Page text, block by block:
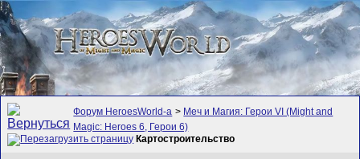
Форум HeroesWorld-а > Меч и Магия: Герои VI (Might and
Magic: Heroes 6, Герои 6)
Картостроительство